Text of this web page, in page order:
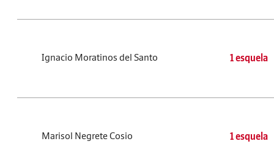
Ignacio Moratinos del Santo 1 esquela
Marisol Negrete Cosio 1 esquela